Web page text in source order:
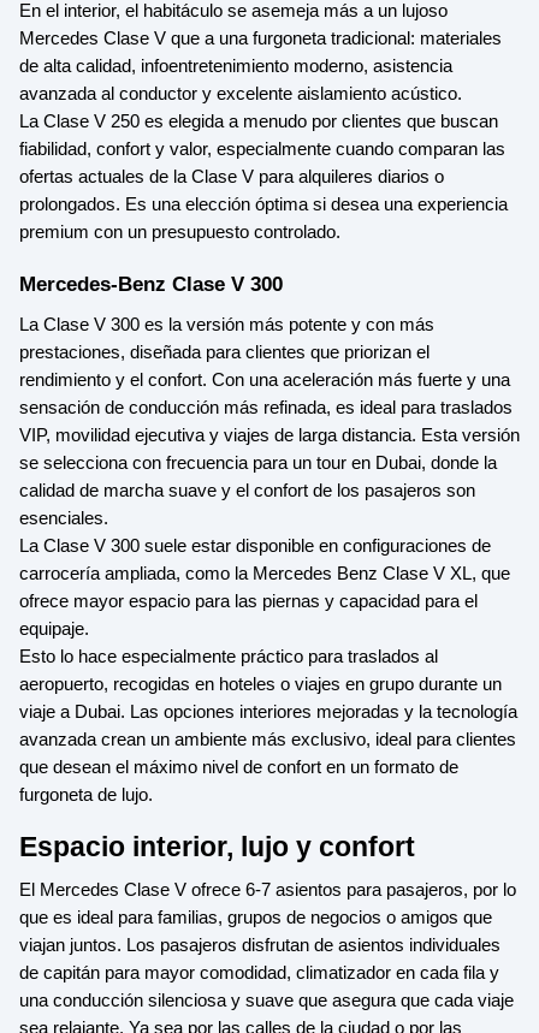
En el interior, el habitáculo se asemeja más a un lujoso
Mercedes Clase V que a una furgoneta tradicional: materiales
de alta calidad, infoentretenimiento moderno, asistencia
avanzada al conductor y excelente aislamiento acústico.
La Clase V 250 es elegida a menudo por clientes que buscan
fiabilidad, confort y valor, especialmente cuando comparan las
ofertas actuales de la Clase V para alquileres diarios o
prolongados. Es una elección óptima si desea una experiencia
premium con un presupuesto controlado.
Mercedes-Benz Clase V 300
La Clase V 300 es la versión más potente y con más
prestaciones, diseñada para clientes que priorizan el
rendimiento y el confort. Con una aceleración más fuerte y una
sensación de conducción más refinada, es ideal para traslados
VIP, movilidad ejecutiva y viajes de larga distancia. Esta versión
se selecciona con frecuencia para un tour en Dubai, donde la
calidad de marcha suave y el confort de los pasajeros son
esenciales.
La Clase V 300 suele estar disponible en configuraciones de
carrocería ampliada, como la Mercedes Benz Clase V XL, que
ofrece mayor espacio para las piernas y capacidad para el
equipaje.
Esto lo hace especialmente práctico para traslados al
aeropuerto, recogidas en hoteles o viajes en grupo durante un
viaje a Dubai. Las opciones interiores mejoradas y la tecnología
avanzada crean un ambiente más exclusivo, ideal para clientes
que desean el máximo nivel de confort en un formato de
furgoneta de lujo.
Espacio interior, lujo y confort
El Mercedes Clase V ofrece 6-7 asientos para pasajeros, por lo
que es ideal para familias, grupos de negocios o amigos que
viajan juntos. Los pasajeros disfrutan de asientos individuales
de capitán para mayor comodidad, climatizador en cada fila y
una conducción silenciosa y suave que asegura que cada viaje
sea relajante. Ya sea por las calles de la ciudad o por las